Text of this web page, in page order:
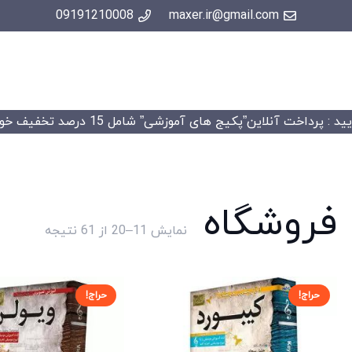
maxer.ir@gmail.com
09191210008
: پرداخت آنلاین”پکیج های آموزشی” شامل 15 درصد تخفیف خواهد شد.
فروشگاه نمایش 11–20 از 61 نتیجه
Sorted
high
to
low
حراج! حراج!